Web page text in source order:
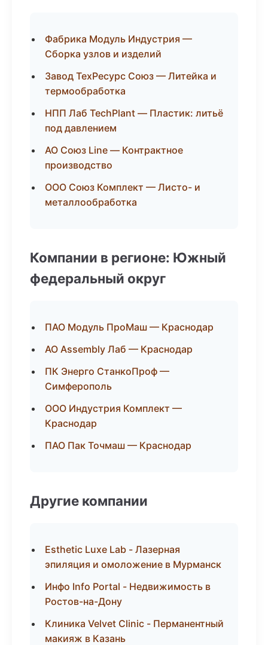
Фабрика Модуль Индустрия —
Сборка узлов и изделий
Завод ТехРесурс Союз — Литейка и
термообработка
НПП Лаб TechPlant — Пластик: литьё
под давлением
АО Союз Line — Контрактное
производство
ООО Союз Комплект — Листо- и
металлообработка
Компании в регионе: Южный
федеральный округ
ПАО Модуль ПроМаш — Краснодар
АО Assembly Лаб — Краснодар
ПК Энерго СтанкоПроф —
Симферополь
ООО Индустрия Комплект —
Краснодар
ПАО Пак Точмаш — Краснодар
Другие компании
Esthetic Luxe Lab - Лазерная
эпиляция и омоложение в Мурманск
Инфо Info Portal - Недвижимость в
Ростов-на-Дону
Клиника Velvet Clinic - Перманентный
макияж в Казань